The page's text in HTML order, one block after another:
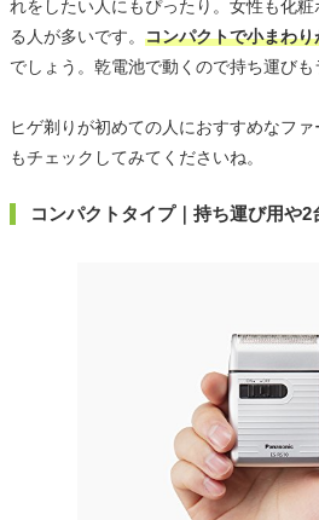
れをしたい人にもぴったり。女性も化
る人が多いです。 コンパクトで小まわ
でしょう。乾電池で動くので持ち運びも
ヒゲ剃りが初めての人におすすめなフ
もチェックしてみてくださいね。
コンパクトタイプ｜持ち運び用や2